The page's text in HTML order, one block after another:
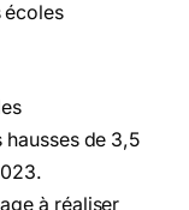
écoles
de 3,5
à réaliser